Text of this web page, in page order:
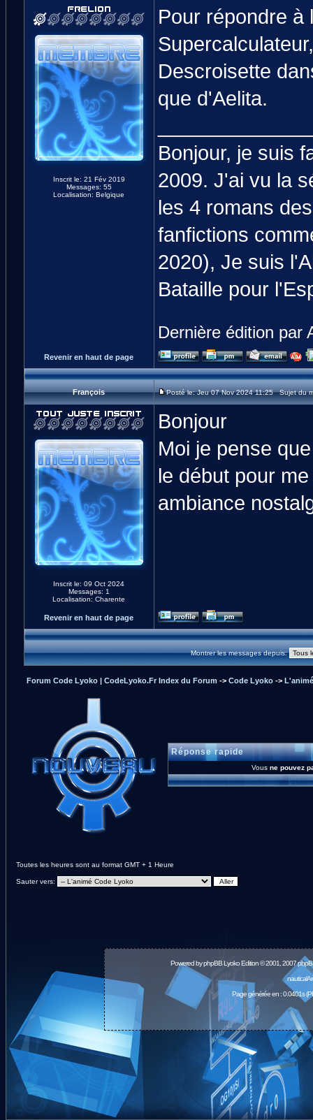
Inscrit le: 21 Fév 2019
Messages: 55
Localisation: Belgique
Pour répondre à
Descroisette
que d'Aelita.
Bonjour, je suis
2009. J'ai vu la
les 4 romans
fanfictions
2020), Je suis
Bataille pour
Dernière édition par
Revenir en haut de page
François Posté le: Jeu 07 Nov 2024 11:25 Sujet du
Inscrit le: 09 Oct 2024
Messages: 1
Localisation: Charente
Bonjour
Moi je pense
le début pour
ambiance
Revenir en haut de page
Montrer les messages depuis:
Forum Code Lyoko | CodeLyoko.Fr Index du Forum -> Code Lyoko->
Réponse rapide
Vous ne pouvez
Toutes les heures sont au format GMT + 1 Heure
Sauter vers:
Powered byphpBBLyoko Edition © 2001, 2007
Page générée en : 0.0401s